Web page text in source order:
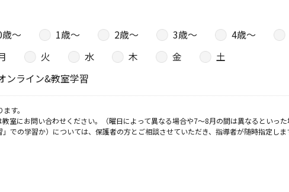
〜 1歳〜 2歳〜 3歳〜 4歳〜
火 水 木 金
土
ンライン&教室学習
す。
にお問い合わせください。（曜日によって異なる場合や7～8月の間は異なるといった
の学習か）については、保護者の方とご相談させていただき、指導者が随時指定しま